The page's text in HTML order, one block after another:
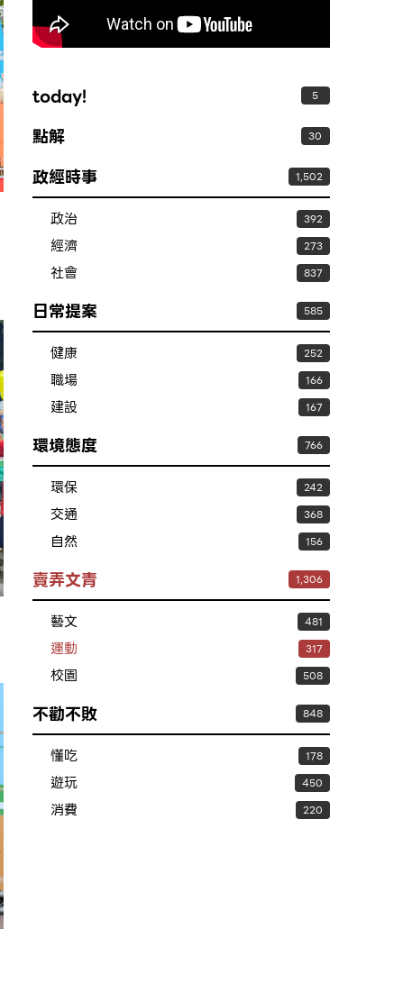
today! 5
點解 30
政經時事 1,502
政治 392
經濟 273
社會 837
日常提案 585
健康 252
職場 166
建設 167
環境態度 766
環保 242
交通 368
自然 156
賣弄文青 1,306
藝文 481
運動 317
校園 508
不勸不敗 848
懂吃 178
遊玩 450
消費 220